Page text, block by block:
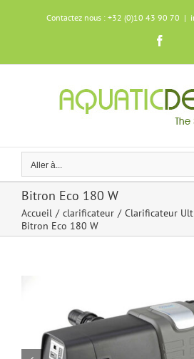
Contactez nous : +32 (0)10 43 90 70 |
Aller à...
Bitron Eco 180 W
Accueil clarificateur
Clarificateur
Bitron Eco 180 W